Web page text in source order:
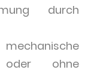
durch
oder ohne